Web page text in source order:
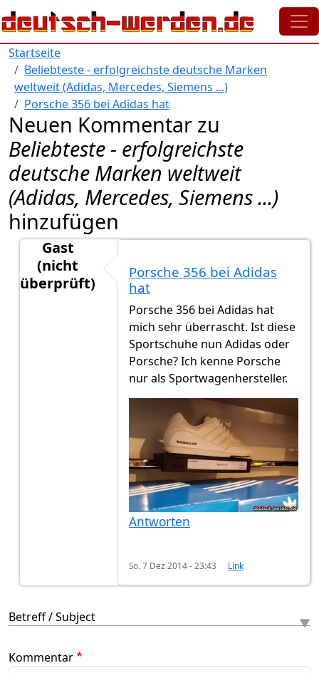
Direkt zum Inhalt
Startseite
Beliebteste - erfolgreichste deutsche Marken
weltweit (Adidas, Mercedes, Siemens ...)
Porsche 356 bei Adidas hat
Neuen Kommentar zu
Beliebteste - erfolgreichste
deutsche Marken weltweit
(Adidas, Mercedes, Siemens ...)
hinzufügen
Gast
(nicht
überprüft)
Porsche 356 bei Adidas
hat
Porsche 356 bei Adidas hat
mich sehr überrascht. Ist diese
Sportschuhe nun Adidas oder
Porsche? Ich kenne Porsche
nur als Sportwagenhersteller.
Antworten
So. 7 Dez 2014 - 23:43 Link
Betreff / Subject
Kommentar